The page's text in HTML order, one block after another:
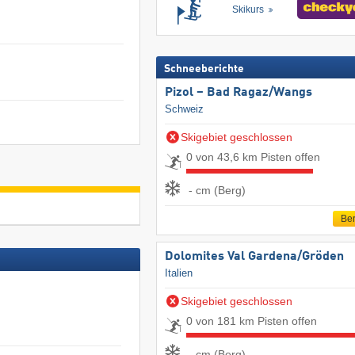
Skikurs
Schneeberichte
Pizol – Bad Ragaz/​Wangs
Schweiz
Skigebiet geschlossen
0 von 43,6 km Pisten offen
- cm (Berg)
Dolomites Val Gardena/​Gröden
Italien
Skigebiet geschlossen
0 von 181 km Pisten offen